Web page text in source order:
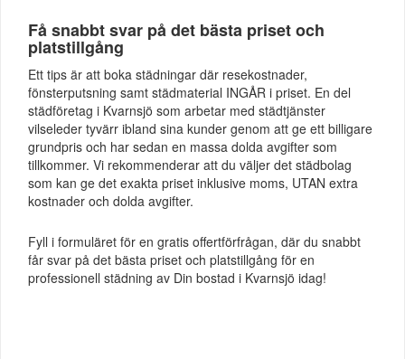
Få snabbt svar på det bästa priset och
platstillgång
Ett tips är att boka städningar där resekostnader,
fönsterputsning samt städmaterial INGÅR i priset. En del
städföretag i Kvarnsjö som arbetar med städtjänster
vilseleder tyvärr ibland sina kunder genom att ge ett billigare
grundpris och har sedan en massa dolda avgifter som
tillkommer. Vi rekommenderar att du väljer det städbolag
som kan ge det exakta priset inklusive moms, UTAN extra
kostnader och dolda avgifter.
Fyll i formuläret för en gratis offertförfrågan, där du snabbt
får svar på det bästa priset och platstillgång för en
professionell städning av Din bostad i Kvarnsjö idag!